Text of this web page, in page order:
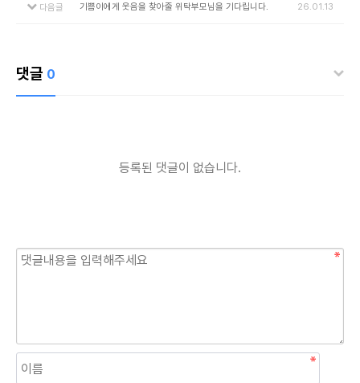
다음글 기쁨이에게 웃음을 찾아줄 위탁부모님을 기다립니다. 26.01.13
댓글 0
등록된 댓글이 없습니다.